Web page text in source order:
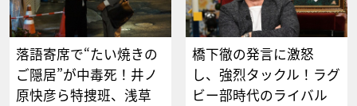
落語寄席で“たい焼きの
ご隠居”が中毒死！井ノ
原快彦ら特捜班、浅草
橋下徹の発言に激怒
し、強烈タックル！ラグ
ビー部時代のライバル